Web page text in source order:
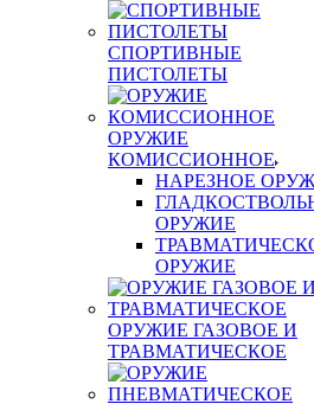
СПОРТИВНЫЕ
ПИСТОЛЕТЫ
ОРУЖИЕ
КОМИССИОННОЕ
НАРЕЗНОЕ
ОРУЖИЕ
ОРУЖИЕ
ОРУЖИЕ ГАЗОВОЕ И
ТРАВМАТИЧЕСКОЕ